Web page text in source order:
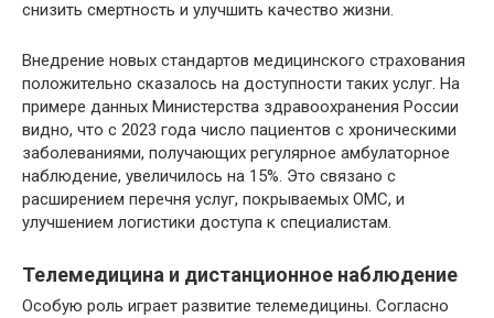
снизить смертность и улучшить качество жизни.
Внедрение новых стандартов медицинского страхования
положительно сказалось на доступности таких услуг. На
примере данных Министерства здравоохранения России
видно, что с 2023 года число пациентов с хроническими
заболеваниями, получающих регулярное амбулаторное
наблюдение, увеличилось на 15%. Это связано с
расширением перечня услуг, покрываемых ОМС, и
улучшением логистики доступа к специалистам.
Телемедицина и дистанционное наблюдение
Особую роль играет развитие телемедицины. Согласно